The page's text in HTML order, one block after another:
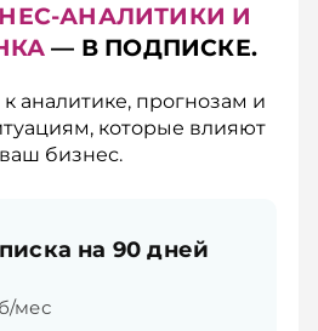
АНАЛИТИКИ И
— В ПОДПИСКЕ.
аналитике, прогнозам и
которые влияют
бизнес.
на 90 дней
мес